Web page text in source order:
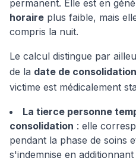
permanent. Elle est en
horaire plus faible, mais
compris la nuit.
Le calcul distingue par
de la date de consolidation
victime est médicalement
La tierce personne
consolidation : elle
pendant la phase de soins
s'indemnise en